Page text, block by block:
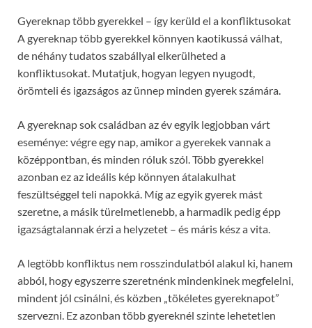
Gyereknap több gyerekkel – így kerüld el a konfliktusokat
A gyereknap több gyerekkel könnyen kaotikussá válhat,
de néhány tudatos szabállyal elkerülheted a
konfliktusokat. Mutatjuk, hogyan legyen nyugodt,
örömteli és igazságos az ünnep minden gyerek számára.
A gyereknap sok családban az év egyik legjobban várt
eseménye: végre egy nap, amikor a gyerekek vannak a
középpontban, és minden róluk szól. Több gyerekkel
azonban ez az ideális kép könnyen átalakulhat
feszültséggel teli napokká. Míg az egyik gyerek mást
szeretne, a másik türelmetlenebb, a harmadik pedig épp
igazságtalannak érzi a helyzetet – és máris kész a vita.
A legtöbb konfliktus nem rosszindulatból alakul ki, hanem
abból, hogy egyszerre szeretnénk mindenkinek megfelelni,
mindent jól csinálni, és közben „tökéletes gyereknapot”
szervezni. Ez azonban több gyereknél szinte lehetetlen